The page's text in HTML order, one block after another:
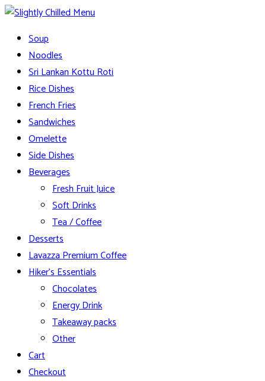
Skip
content
Slightly Chilled Menu
Soup
Noodles
Sri Lankan Kottu Roti
Rice Dishes
French Fries
Sandwiches
Omelette
Side Dishes
Beverages
Fresh Fruit Juice
Soft Drinks
Tea / Coffee
Desserts
Lavazza Premium Coffee
Hiker’s Essentials
Chocolates
Energy Drink
Takeaway packs
Other
Cart
Checkout